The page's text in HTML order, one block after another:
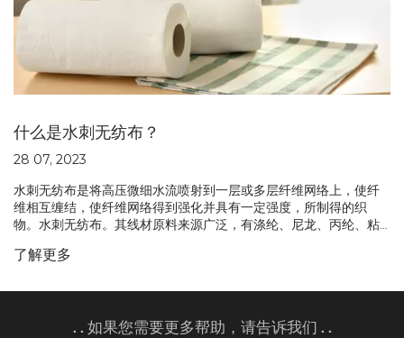
什么是水刺无纺布？
28 07, 2023
水刺无纺布是将高压微细水流喷射到一层或多层纤维网络上，使纤
维相互缠结，使纤维网络得到强化并具有一定强度，所制得的织
物。水刺无纺布。其线材原料来源广泛，有涤纶、尼龙、丙纶、粘
维、海藻纤维等。
了解更多
. . 如果您需要更多帮助，请告诉我们 . .